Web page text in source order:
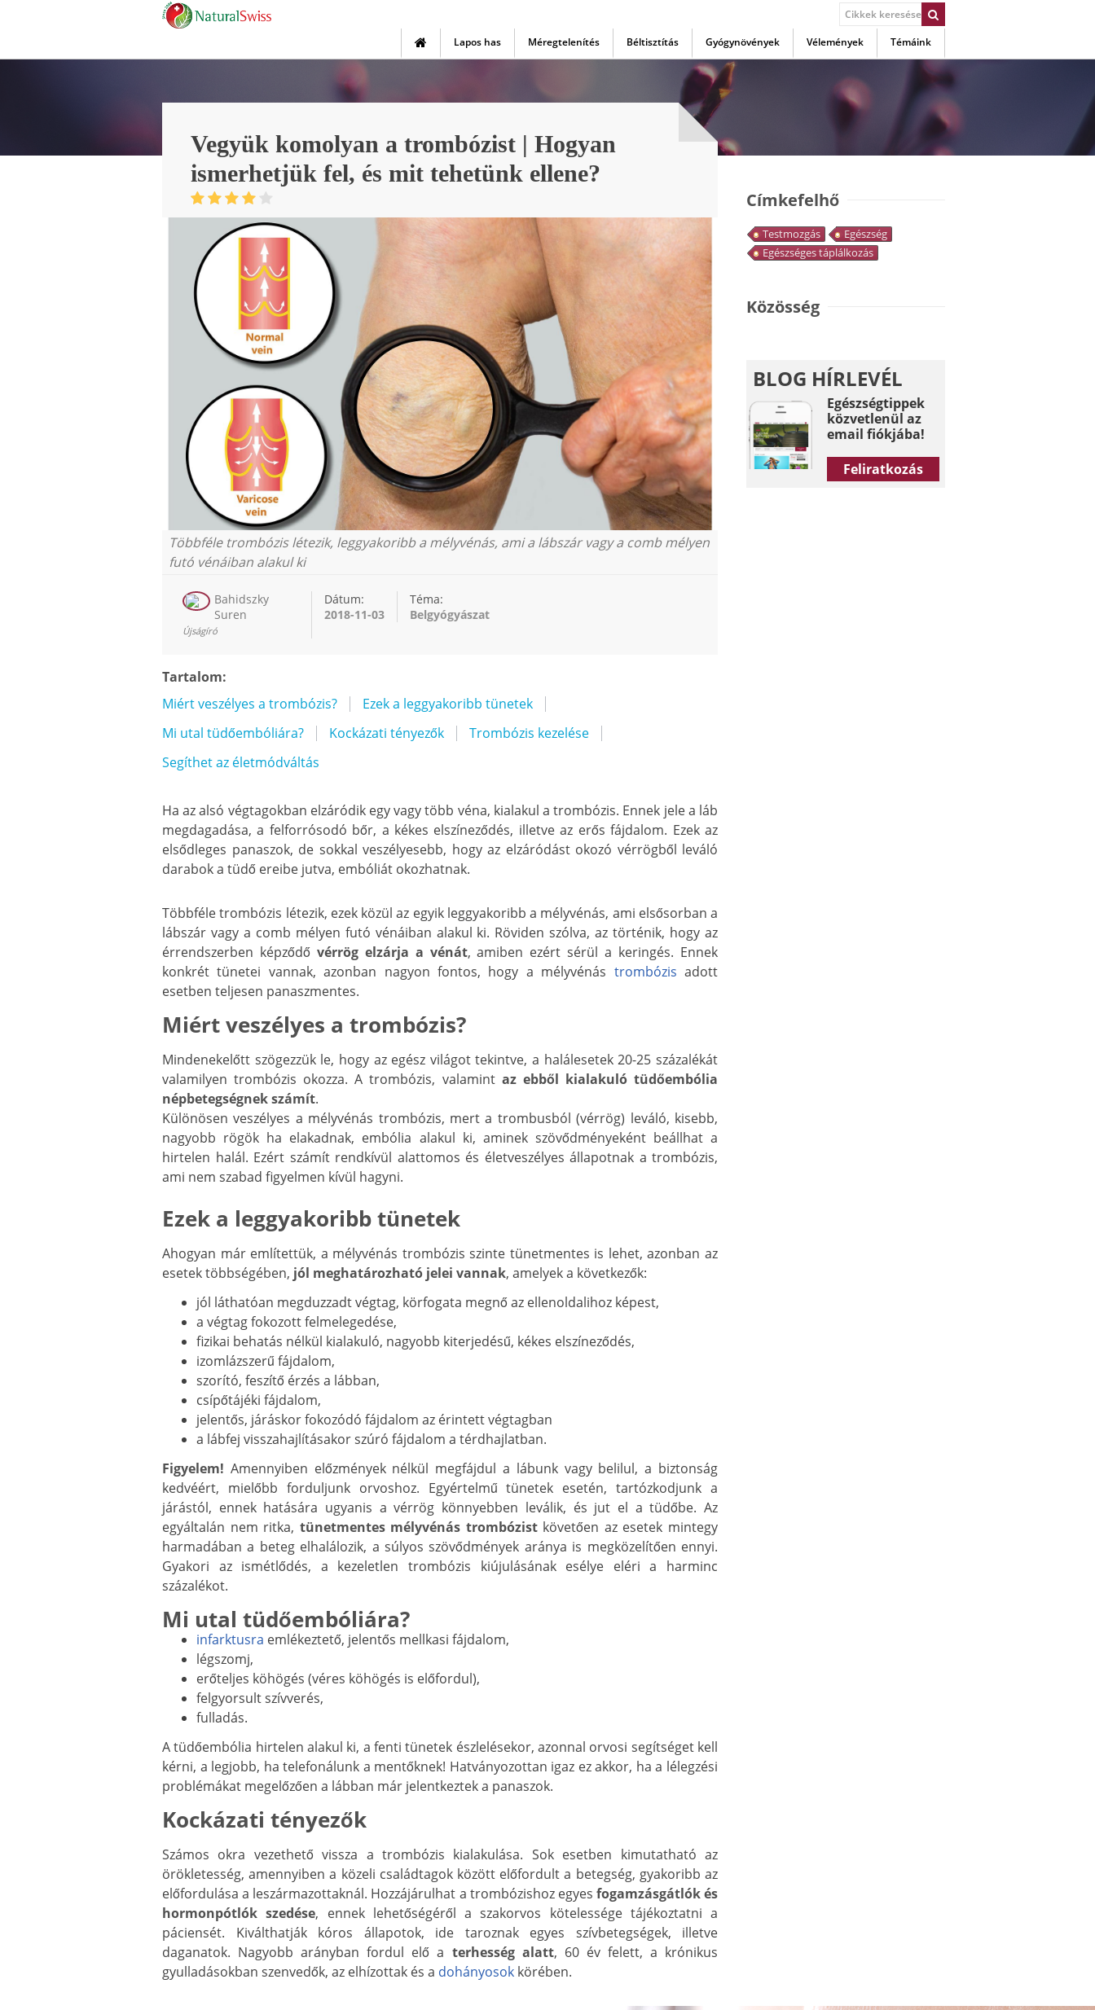
Lapos has Méregtelenítés Béltisztítás Gyógynövények Vélemények Témáink
Vegyük komolyan a trombózist | Hogyan
ismerhetjük fel, és mit tehetünk ellene?
Többféle trombózis létezik, leggyakoribb a mélyvénás, ami a lábszár vagy a comb mélyen
futó vénáiban alakul ki
Bahidszky
Suren
Újságíró
Dátum:
2018-11-03
Téma:
Belgyógyászat
Tartalom:
Miért veszélyes a trombózis?
Ezek a leggyakoribb tünetek
Mi utal tüdőembóliára?
Kockázati tényezők
Trombózis kezelése
Segíthet az életmódváltás
Ha az alsó végtagokban elzáródik egy vagy több véna, kialakul a trombózis. Ennek jele a láb
megdagadása, a felforrósodó bőr, a kékes elszíneződés, illetve az erős fájdalom. Ezek az
elsődleges panaszok, de sokkal veszélyesebb, hogy az elzáródást okozó vérrögből leváló
darabok a tüdő ereibe jutva, embóliát okozhatnak.
Többféle trombózis létezik, ezek közül az egyik leggyakoribb a mélyvénás, ami elsősorban a
lábszár vagy a comb mélyen futó vénáiban alakul ki. Röviden szólva, az történik, hogy az
érrendszerben képződő vérrög elzárja a vénát, amiben ezért sérül a keringés. Ennek
konkrét tünetei vannak, azonban nagyon fontos, hogy a mélyvénás trombózis adott
esetben teljesen panaszmentes.
Miért veszélyes a trombózis?
Mindenekelőtt szögezzük le, hogy az egész világot tekintve, a halálesetek 20-25 százalékát
valamilyen trombózis okozza. A trombózis, valamint az ebből kialakuló tüdőembólia
népbetegségnek számít.
Különösen veszélyes a mélyvénás trombózis, mert a trombusból (vérrög) leváló, kisebb,
nagyobb rögök ha elakadnak, embólia alakul ki, aminek szövődményeként beállhat a
hirtelen halál. Ezért számít rendkívül alattomos és életveszélyes állapotnak a trombózis,
ami nem szabad figyelmen kívül hagyni.
Ezek a leggyakoribb tünetek
Ahogyan már említettük, a mélyvénás trombózis szinte tünetmentes is lehet, azonban az
esetek többségében, jól meghatározható jelei vannak, amelyek a következők:
jól láthatóan megduzzadt végtag, körfogata megnő az ellenoldalihoz képest,
a végtag fokozott felmelegedése,
fizikai behatás nélkül kialakuló, nagyobb kiterjedésű, kékes elszíneződés,
izomlázszerű fájdalom,
szorító, feszítő érzés a lábban,
csípőtájéki fájdalom,
jelentős, járáskor fokozódó fájdalom az érintett végtagban
a lábfej visszahajlításakor szúró fájdalom a térdhajlatban.
Figyelem! Amennyiben előzmények nélkül megfájdul a lábunk vagy belilul, a biztonság
kedvéért, mielőbb forduljunk orvoshoz. Egyértelmű tünetek esetén, tartózkodjunk a
járástól, ennek hatására ugyanis a vérrög könnyebben leválik, és jut el a tüdőbe. Az
egyáltalán nem ritka, tünetmentes mélyvénás trombózistkövetően az esetek mintegy
harmadában a beteg elhalálozik, a súlyos szövődmények aránya is megközelítően ennyi.
Gyakori az ismétlődés, a kezeletlen trombózis kiújulásának esélye eléri a harminc
százalékot.
Mi utal tüdőembóliára?
infarktusra emlékeztető, jelentős mellkasi fájdalom,
légszomj,
erőteljes köhögés (véres köhögés is előfordul),
felgyorsult szívverés,
fulladás.
A tüdőembólia hirtelen alakul ki, a fenti tünetek észlelésekor, azonnal orvosi segítséget kell
kérni, a legjobb, ha telefonálunk a mentőknek! Hatványozottan igaz ez akkor, ha a lélegzési
problémákat megelőzően a lábban már jelentkeztek a panaszok.
Kockázati tényezők
Számos okra vezethető vissza a trombózis kialakulása. Sok esetben kimutatható az
örökletesség, amennyiben a közeli családtagok között előfordult a betegség, gyakoribb az
előfordulása a leszármazottaknál. Hozzájárulhat a trombózishoz egyes fogamzásgátlók és
hormonpótlók szedése, ennek lehetőségéről a szakorvos kötelessége tájékoztatni a
páciensét. Kiválthatják kóros állapotok, ide taroznak egyes szívbetegségek, illetve
daganatok. Nagyobb arányban fordul elő a terhesség alatt, 60 év felett, a krónikus
gyulladásokban szenvedők, az elhízottak és a dohányosok körében.
Címkefelhő
Testmozgás
Egészség
Egészséges táplálkozás
Közösség
BLOG HÍRLEVÉL
Egészségtippek
közvetlenül az
email fiókjába!
Feliratkozás